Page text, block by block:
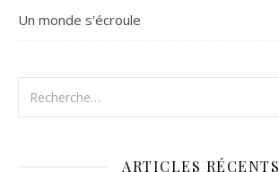
Un monde s'écroule
ARTICLES RÉCENTS